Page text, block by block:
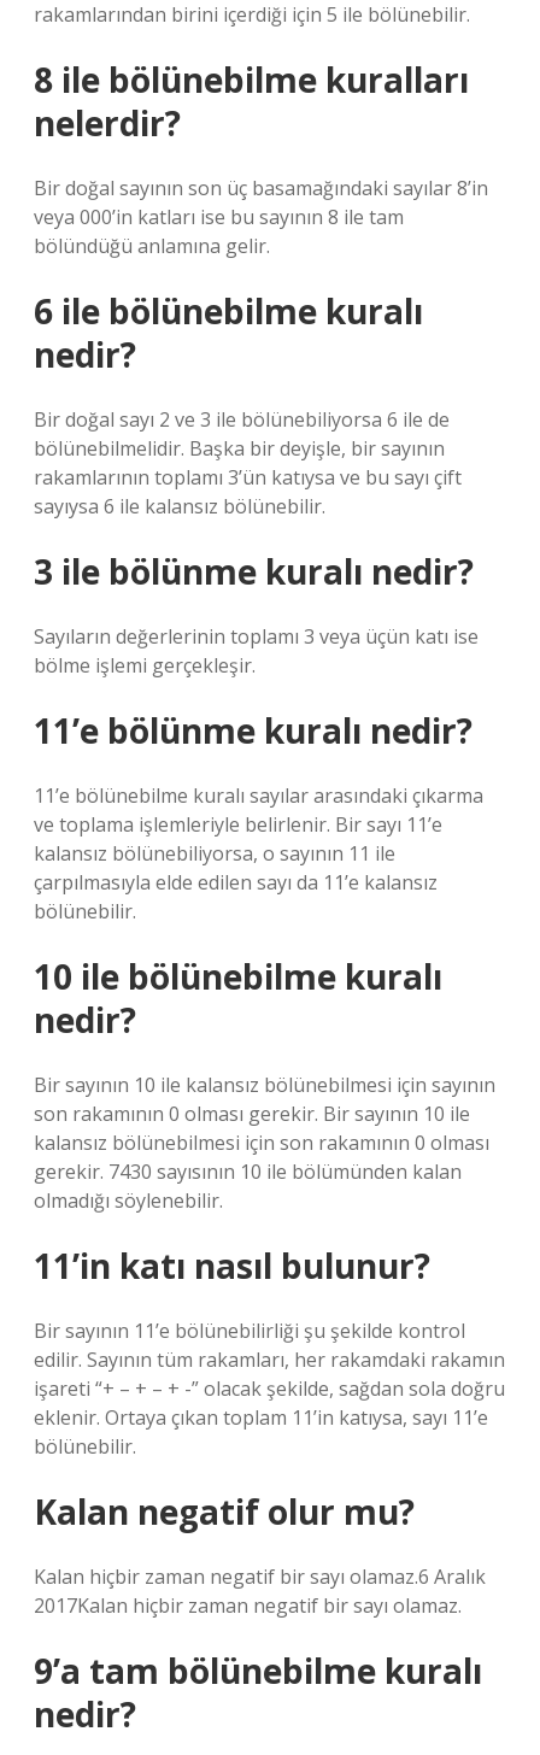
rakamlarından birini içerdiği için 5 ile bölünebilir.
8 ile bölünebilme kuralları
nelerdir?
Bir doğal sayının son üç basamağındaki sayılar 8’in
veya 000’in katları ise bu sayının 8 ile tam
bölündüğü anlamına gelir.
6 ile bölünebilme kuralı
nedir?
Bir doğal sayı 2 ve 3 ile bölünebiliyorsa 6 ile de
bölünebilmelidir. Başka bir deyişle, bir sayının
rakamlarının toplamı 3’ün katıysa ve bu sayı çift
sayıysa 6 ile kalansız bölünebilir.
3 ile bölünme kuralı nedir?
Sayıların değerlerinin toplamı 3 veya üçün katı ise
bölme işlemi gerçekleşir.
11’e bölünme kuralı nedir?
11’e bölünebilme kuralı sayılar arasındaki çıkarma
ve toplama işlemleriyle belirlenir. Bir sayı 11’e
kalansız bölünebiliyorsa, o sayının 11 ile
çarpılmasıyla elde edilen sayı da 11’e kalansız
bölünebilir.
10 ile bölünebilme kuralı
nedir?
Bir sayının 10 ile kalansız bölünebilmesi için sayının
son rakamının 0 olması gerekir. Bir sayının 10 ile
kalansız bölünebilmesi için son rakamının 0 olması
gerekir. 7430 sayısının 10 ile bölümünden kalan
olmadığı söylenebilir.
11’in katı nasıl bulunur?
Bir sayının 11’e bölünebilirliği şu şekilde kontrol
edilir. Sayının tüm rakamları, her rakamdaki rakamın
işareti “+ – + – + -” olacak şekilde, sağdan sola doğru
eklenir. Ortaya çıkan toplam 11’in katıysa, sayı 11’e
bölünebilir.
Kalan negatif olur mu?
Kalan hiçbir zaman negatif bir sayı olamaz.6 Aralık
2017Kalan hiçbir zaman negatif bir sayı olamaz.
9’a tam bölünebilme kuralı
nedir?